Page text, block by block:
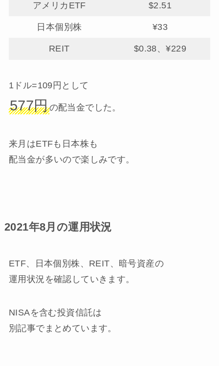
アメリカETF $2.51
日本個別株 ¥33
REIT $0.38、¥229
1ドル=109円として
577円の配当金でした。
来月はETFも日本株も
配当金が多いので楽しみです。
2021年8月の運用状況
ETF、日本個別株、REIT、暗号資産の
運用状況を確認していきます。
NISAを含む投資信託は
別記事でまとめています。